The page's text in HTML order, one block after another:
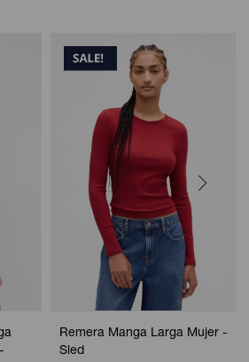
Remera Manga Larga Mujer -
Sled